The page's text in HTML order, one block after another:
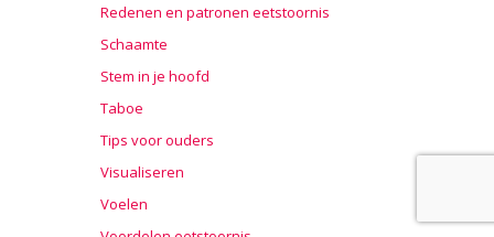
Redenen en patronen eetstoornis
Schaamte
Stem in je hoofd
Taboe
Tips voor ouders
Visualiseren
Voelen